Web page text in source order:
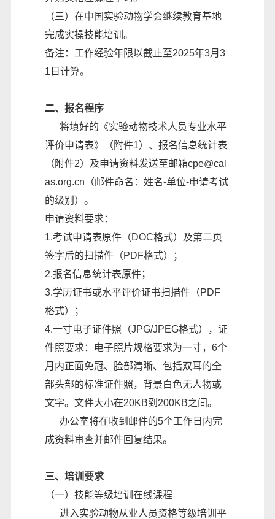
（三）在中国实验动物学会继续教育基地
完成实操技能培训。
备注：工作经验年限以截止至2025年3月3
1日计算。
二、报名程序
将填好的《实验动物技术人员专业水平
评价申请表》（附件1）、报名信息统计表
（附件2）及申请资料发送至邮箱cpe@cal
as.org.cn（邮件命名：姓名-单位-申请考试
的级别）。
申请资料要求：
1.考试申请表原件（DOC格式）及第二页
签字后的扫描件（PDF格式）；
2.报名信息统计表原件；
3.学历证书或水平评价证书扫描件（PDF
格式）；
4.一寸电子证件照（JPG/JPEG格式），证
件照要求：电子照片规格要求为一寸，6个
月内正面免冠、脸部清晰、包括双耳的全
部头部的标准证件照，背景白色无人物或
文字。文件大小在20KB到200KB之间。
办公室将在收到邮件的5个工作日内完
成资料审查并邮件回复结果。
三、培训要求
（一）技能等级培训在线课程
进入实验动物从业人员资格等级培训平